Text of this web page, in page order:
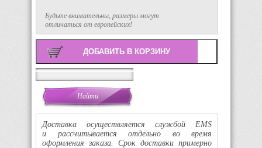
Будьте внимательны, размеры могут
отличаться от европейских!
Поиск
Доставка осуществляется службой EMS
и рассчитывается отдельно во время
оформления заказа. Срок доставки примерно